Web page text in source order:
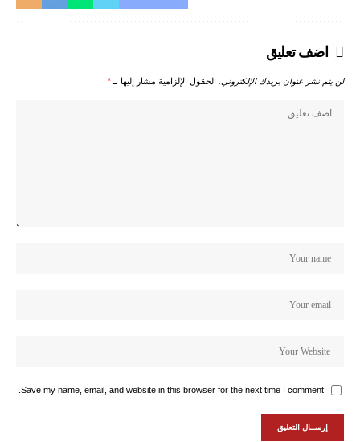
اضف تعليق
لن يتم نشر عنوان بريدك الإلكتروني. الحقول الإلزامية مشار إليها بـ *
Save my name, email, and website in this browser for the next time I comment.